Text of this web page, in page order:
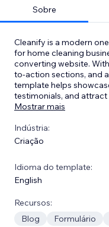
Sobre
Cleanify is a modern
for home cleaning
converting website.
to-action sections, and
template helps
testimonials, and attract
Mostrar mais
Indústria:
Criação
Idioma do template:
English
Recursos:
Blog
Formulário